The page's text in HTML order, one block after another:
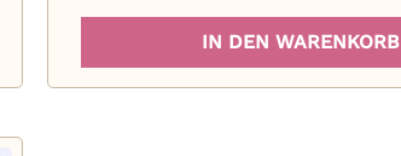
IN DEN WARENKORB